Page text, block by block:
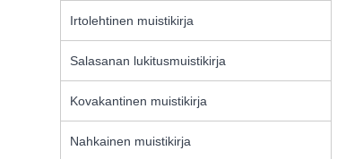
Irtolehtinen muistikirja
Salasanan lukitusmuistikirja
Kovakantinen muistikirja
Nahkainen muistikirja